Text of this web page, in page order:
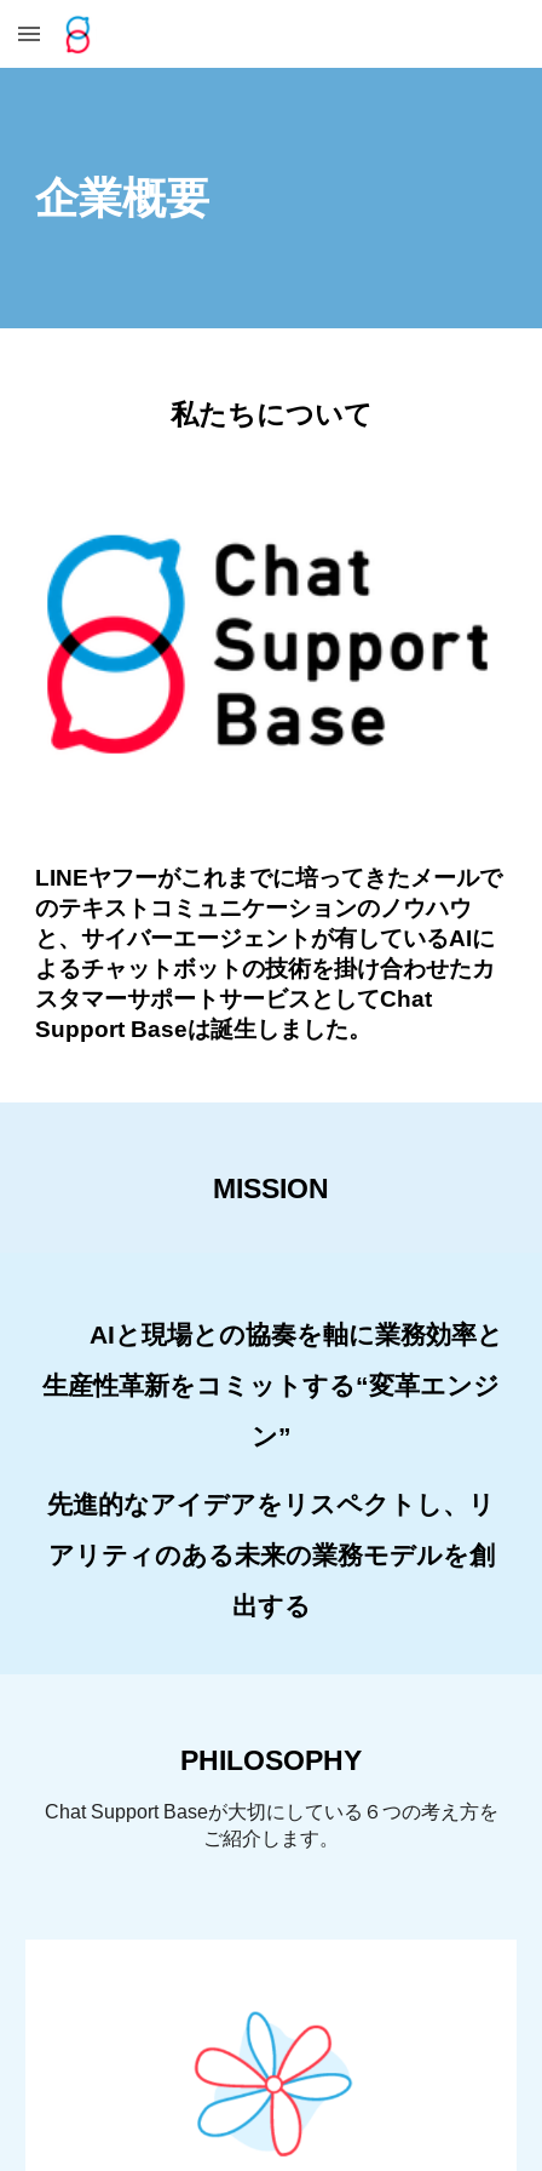
Skip to main content
企業概要
私たちについて
LINEヤフーがこれまでに培ってきたメールで
のテキストコミュニケーションのノウハウ
と、サイバーエージェントが有しているAIに
よるチャットボットの技術を掛け合わせたカ
スタマーサポートサービスとしてChat
Support Baseは誕生しました。
MISSION
AIと現場との協奏を軸に業務効率と
生産性革新をコミットする“変革エンジ
ン”
先進的なアイデアをリスペクトし、リ
アリティのある未来の業務モデルを創
出する
PHILOSOPHY
Chat Support Baseが大切にしている６つの考え方を
ご紹介します。